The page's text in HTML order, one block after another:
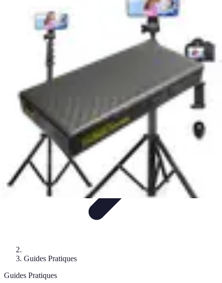
DestinationsAventures et Expériences ParapenteVol en
HélicoptèreMontgolfière
Aventures Aériennes
Guides Pratiques
Guides Pratiques